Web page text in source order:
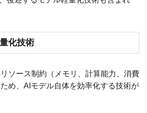
化技術
ソース制約（メモリ、計算能力、消費
め、AIモデル自体を効率化する技術が